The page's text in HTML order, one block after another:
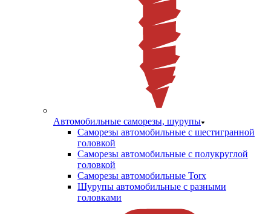
Автомобильные саморезы, шурупы
Саморезы автомобильные с шестигранной
головкой
Саморезы автомобильные с полукруглой
головкой
Саморезы автомобильные Torx
Шурупы автомобильные с разными
головками